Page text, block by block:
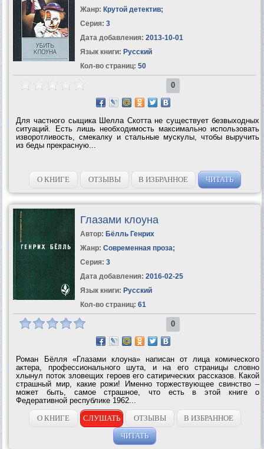
Жанр: Крутой детектив;
Серия: 3
Дата добавления: 2013-10-01
Язык книги: Русский
Кол-во страниц: 50
0
Для частного сыщика Шелла Скотта не существует безвыходных
ситуаций. Есть лишь необходимость максимально использовать
изворотливость, смекалку и стальные мускулы, чтобы выручить
из беды прекрасную...
О КНИГЕ ОТЗЫВЫ В ИЗБРАННОЕ ЧИТАТЬ
Глазами клоуна
Автор: Бёлль Генрих
Жанр: Современная проза;
Серия: 3
Дата добавления: 2016-02-25
Язык книги: Русский
Кол-во страниц: 61
0
Роман Бёлля «Глазами клоуна» написан от лица комического
актера, профессионального шута, и на его страницы словно
хлынул поток зловещих героев его сатирических рассказов. Какой
страшный мир, какие рожи! Именно торжествующее свинство –
может быть, самое страшное, что есть в этой книге о
Федеративной республике 1962...
О КНИГЕ
СЛУШАТЬ ОТЗЫВЫ
В ИЗБРАННОЕ
ЧИТАТЬ